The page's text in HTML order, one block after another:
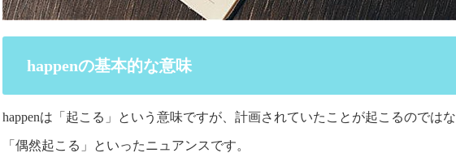
happenの基本的な意味
happenは「起こる」という意味ですが、計画されていたことが起こるのでは
「偶然起こる」といったニュアンスです。